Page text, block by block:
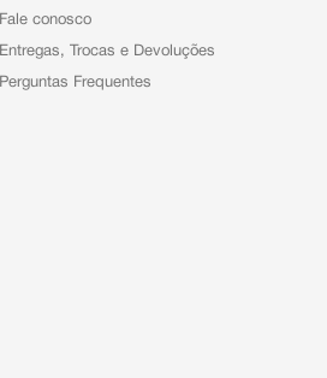
Fale conosco
Entregas, Trocas e Devoluções
Perguntas Frequentes